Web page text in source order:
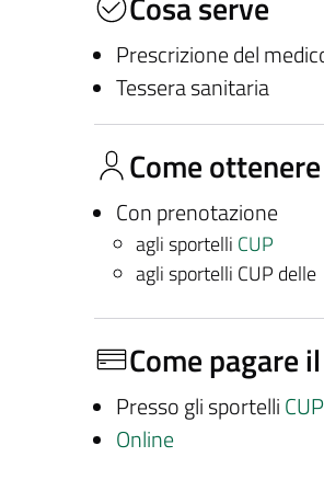
Prescrizione del
Tessera sanitaria
Come
Con prenotazione
agli sportelli CUP
agli sportelli CUP delle
Come pagare
Presso gli sportelli CUP
Online